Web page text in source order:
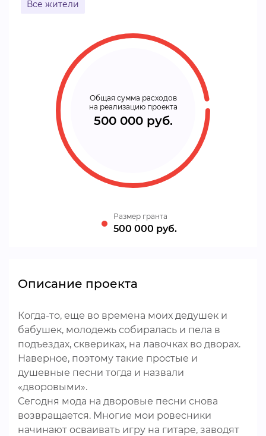
Все жители
Общая сумма расходов
на реализацию проекта
500 000 руб.
Размер гранта
500 000 руб.
Описание проекта
Когда-то, еще во времена моих дедушек и
бабушек, молодежь собиралась и пела в
подъездах, сквериках, на лавочках во дворах.
Наверное, поэтому такие простые и
душевные песни тогда и назвали
«дворовыми».
Сегодня мода на дворовые песни снова
возвращается. Многие мои ровесники
начинают осваивать игру на гитаре, заводят